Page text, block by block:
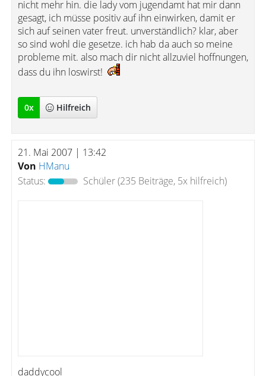
nicht mehr hin. die lady vom jugendamt hat mir dann
gesagt, ich müsse positiv auf ihn einwirken, damit er
sich auf seinen vater freut. unverständlich? klar, aber
so sind wohl die gesetze. ich hab da auch so meine
probleme mit. also mach dir nicht allzuviel hoffnungen,
dass du ihn loswirst!
0x Hilfreich
21. Mai 2007 | 13:42
Von HManu
Status:
Schüler(235 Beiträge, 5x hilfreich)
daddycool